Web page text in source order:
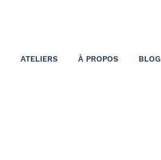
ATELIERS À PROPOS BLOG